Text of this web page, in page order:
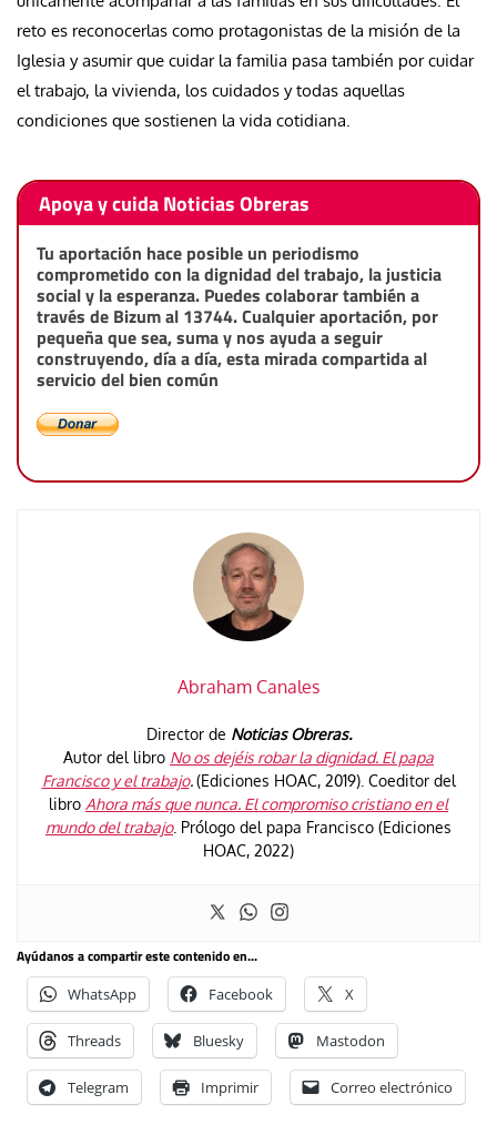
reto es reconocerlas como protagonistas de la misión de la
Iglesia y asumir que cuidar la familia pasa también por cuidar
el trabajo, la vivienda, los cuidados y todas aquellas
condiciones que sostienen la vida cotidiana.
Apoya y cuida Noticias Obreras
Tu aportación hace posible un periodismo
comprometido con la dignidad del trabajo, la justicia
social y la esperanza. Puedes colaborar también a
través de Bizum al 13744. Cualquier aportación, por
pequeña que sea, suma y nos ayuda a seguir
construyendo, día a día, esta mirada compartida al
servicio del bien común
Abraham Canales
Director de Noticias Obreras.
Autor del libro No os dejéis robar la dignidad. El papa
Francisco y el trabajo.(Ediciones HOAC, 2019). Coeditor del
libro Ahora más que nunca. El compromiso cristiano en el
mundo del trabajo. Prólogo del papa Francisco (Ediciones
HOAC, 2022)
Ayúdanos a compartir este contenido en...
WhatsApp Facebook X
Threads Bluesky Mastodon
Telegram Imprimir Correo electrónico